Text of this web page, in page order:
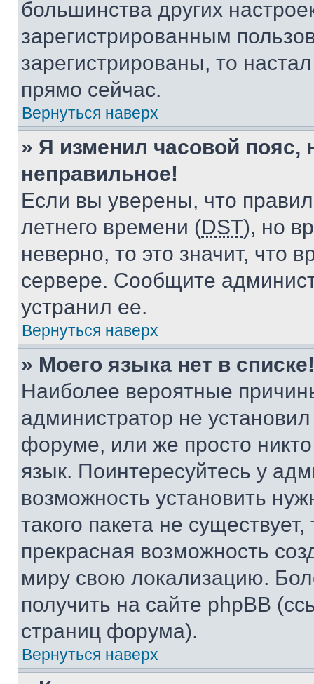
большинства других
зарегистрированным
зарегистрированы, то
прямо сейчас.
Вернуться наверх
» Я изменил часовой пояс,
неправильное!
Если вы уверены, что
летнего времени (DST), но
неверно, то это значит, что
сервере. Сообщите
устранил ее.
Вернуться наверх
» Моего языка нет в списке!
Наиболее вероятные
администратор не
форуме, или же просто
язык. Поинтересуйтесь у
возможность установить
такого пакета не
прекрасная возможность
миру свою локализацию.
получить на сайте phpBB
страниц форума).
Вернуться наверх